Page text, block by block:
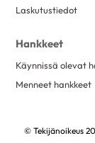
Laskutustiedot
Hankkeet
Käynnissä olevat
Menneet hankkeet
© Tekijänoikeus